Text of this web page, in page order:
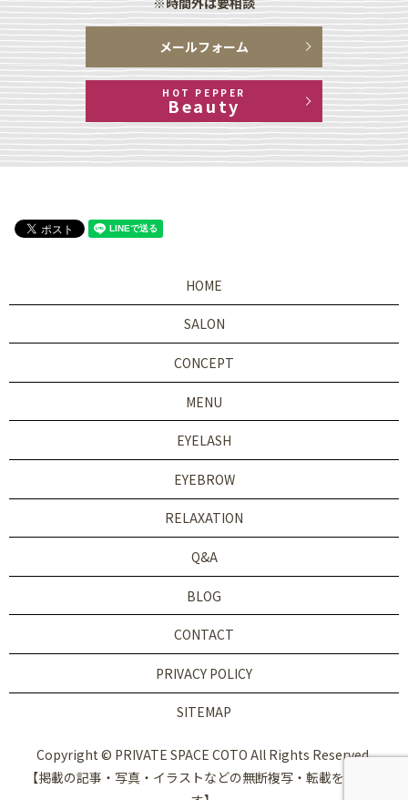
メールフォーム
HOT PEPPER
Beauty
HOME
SALON
CONCEPT
MENU
EYELASH
EYEBROW
RELAXATION
Q&A
BLOG
CONTACT
PRIVACY POLICY
SITEMAP
Copyright © PRIVATE SPACE COTO All Rights Reserved.
【掲載の記事・写真・イラストなどの無断複写・転載を禁じま